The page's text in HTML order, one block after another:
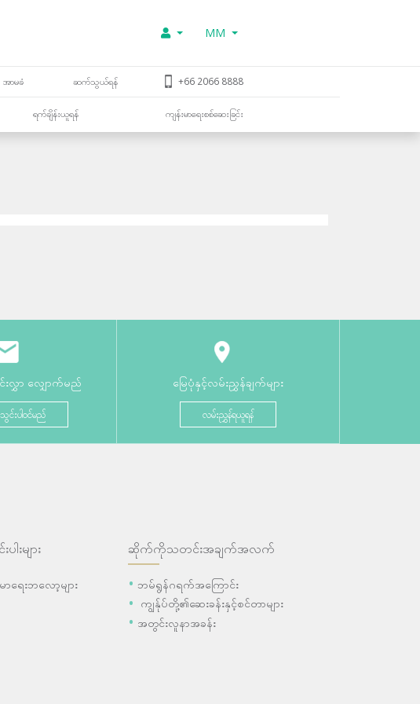
MM
အာမခံ ဆက်သွယ်ရန် +66 2066 8888
ရက်ချိန်းယူရန် ကျန်းမာရေးစစ်ဆေးခြင်း
လွှာ လျှောက်မည်
င်းပါဝင်မည်
မြေပုံနှင့်လမ်းညွှန်ချက်များ
လမ်းညွှန်ရယူရန်
ါးများ
ရေးဘလော့များ
ဆိုက်ကိုသတင်းအချက်အလက်
ဘမ်ရွန်ဂရက်အကြောင်း
ကျွန်ုပ်တို့၏ဆေးခန်းနှင့်စင်တာများ
အတွင်းလူနာအခန်း